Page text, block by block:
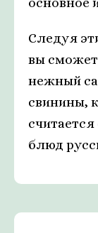
Следуя
вы
нежный
свинины,
блюд